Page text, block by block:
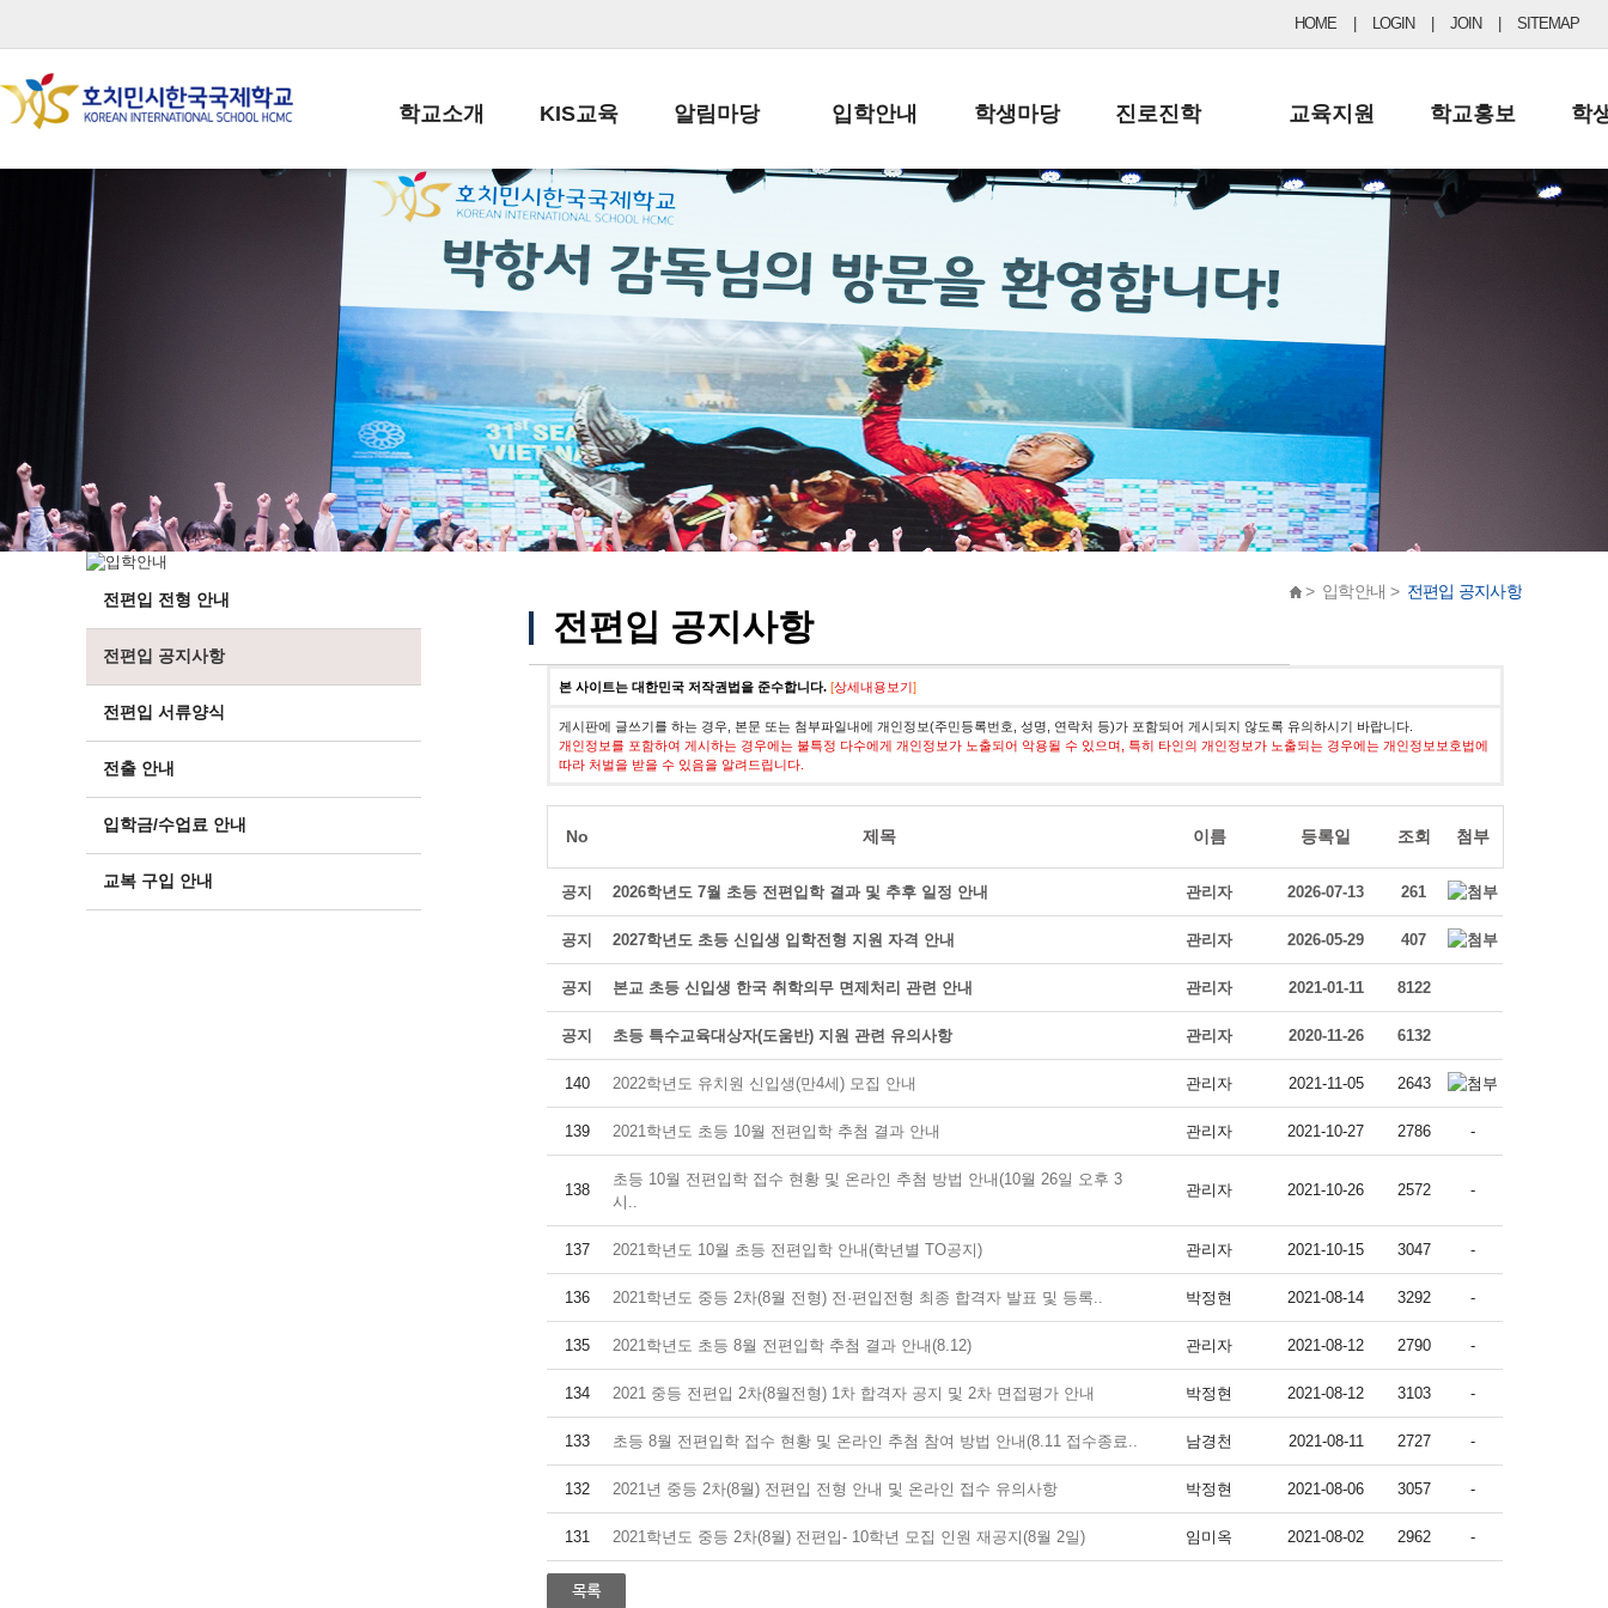
HOME LOGIN JOIN SITEMAP
학교소개
학교장인사말
학교상징
학교연혁
교직원현황
학생현황
위치/전화
전경사진
KIS교육
교육목표
학사일정
일과시간표
성과평가자료
알림마당
공지사항
납부금 안내
스쿨버스 운행 안내
급식안내
서식자료실
학부모방
정기고사 기출문제
입학안내
전-편입 서류양식
입학금/수업료
교복구입안내
학생마당
학생생활규정
학교신문
자율진로동아리
유초등 소식지
진로진학
공지사항 및 입시자료
드림레터
교육지원
행정실
학교운영위원회
학교건축기금
학교홍보
보도자료
학
전편입 전형 안내
전편입 공지사항
전편입 서류양식
전출 안내
입학금/수업료 안내
교복 구입 안내
> 입학안내 > 전편입 공지사항
전편입 공지사항
본 사이트는 대한민국 저작권법을 준수합니다. [상세내용보기]
게시판에 글쓰기를 하는 경우, 본문 또는 첨부파일내에 개인정보(주민등록번호, 성명, 연락처 등)가 포함되어 게시되지 않도록 유의하시기 바랍니다.
개인정보를 포함하여 게시하는 경우에는 불특정 다수에게 개인정보가 노출되어 악용될 수 있으며, 특히 타인의 개인정보가 노출되는 경우에는 개인정보보호법에
따라 처벌을 받을 수 있음을 알려드립니다.
No 제목 이름 등록일 조회 첨부
공지 2026학년도 7월 초등 전편입학 결과 및 추후 일정 안내 관리자 2026-07-13 261
공지 2027학년도 초등 신입생 입학전형 지원 자격 안내 관리자 2026-05-29 407
공지 본교 초등 신입생 한국 취학의무 면제처리 관련 안내 관리자 2021-01-11 8122
공지 초등 특수교육대상자(도움반) 지원 관련 유의사항 관리자 2020-11-26 6132
140 2022학년도 유치원 신입생(만4세) 모집 안내 관리자 2021-11-05 2643
139 2021학년도 초등 10월 전편입학 추첨 결과 안내 관리자 2021-10-27 2786 -
138
초등 10월 전편입학 접수 현황 및 온라인 추첨 방법 안내(10월 26일 오후 3
시..
관리자 2021-10-26 2572 -
137 2021학년도 10월 초등 전편입학 안내(학년별 TO공지) 관리자 2021-10-15 3047 -
136 2021학년도 중등 2차(8월 전형) 전·편입전형 최종 합격자 발표 및 등록.. 박정현 2021-08-14 3292 -
135 2021학년도 초등 8월 전편입학 추첨 결과 안내(8.12) 관리자 2021-08-12 2790 -
134 2021 중등 전편입 2차(8월전형) 1차 합격자 공지 및 2차 면접평가 안내 박정현 2021-08-12 3103 -
133 초등 8월 전편입학 접수 현황 및 온라인 추첨 참여 방법 안내(8.11 접수종료.. 남경천 2021-08-11 2727 -
132 2021년 중등 2차(8월) 전편입 전형 안내 및 온라인 접수 유의사항 박정현 2021-08-06 3057 -
131 2021학년도 중등 2차(8월) 전편입- 10학년 모집 인원 재공지(8월 2일) 임미옥 2021-08-02 2962 -